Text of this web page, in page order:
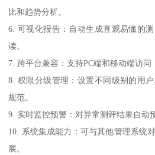
比和趋势分析。
6. 可视化报告：自动生成直观易懂的
读。
7. 跨平台兼容：支持PC端和移动端访问
8. 权限分级管理：设置不同级别的用
规范。
9. 实时监控预警：对异常测评结果自动
10. 系统集成能力：可与其他管理系统
展。